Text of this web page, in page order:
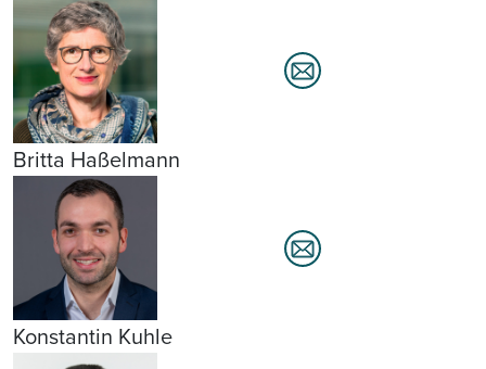
Britta Haßelmann
Konstantin Kuhle